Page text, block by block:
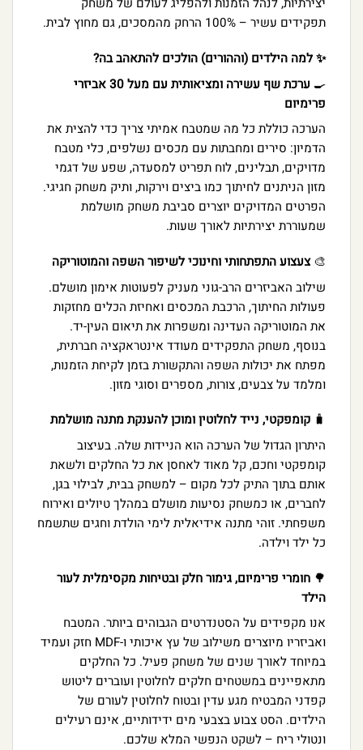
תפקידים עשיר – 100% הרחק מהמסכים, גם מחוץ לבית.
✨ למה הילדים (וההורים) הולכים להתאהב בה?
🍳
ערכת שף עשירה ומציאותית עם מעל 30 אביזרי
פרימיום
הערכה כוללת כל מה שמטבח אמיתי צריך כדי להצית את
הדמיון: סירים ומחבתות עם מכסים נשלפים, כלי מטבח
מדויקים, תבלינים, לוח תפריט למסעדה, שפע של דגמי
מזון הניתנים לחיתוך כמו ביצים וירקות, ותיק משחק חגיגי.
הפרטים המדויקים יוצרים סביבת משחק מושלמת
שמעוררת יצירתיות לאורך שעות.
🎨צעצוע התפתחותי וחינוכי לשיפור השפה והמוטוריקה
שילוב האביזרים הרב-גוני מעניק לפעוטות אימון מושלם.
פעולות החיתוך, הרכבת המכסים ואחיזת הכלים מחזקות
את המוטוריקה העדינה ומשפרות את תיאום העין-יד.
בנוסף, משחק התפקידים מעודד אינטראקציה חברתית,
מפתח את יכולות השפה והתקשורת בזמן לקיחת הזמנות,
ומלמד על צבעים, צורות, מספרים וסוגי מזון.
🧳 קומפקטי, נייד לחלוטין ומוכן להענקת מתנה מושלמת
היתרון הגדול של הערכה הוא הניידות שלה. בעיצוב
קומפקטי וחכם, קל מאוד לאחסן את כל החלקים ולשאת
אותם בתוך התיק לכל מקום – למשחק בבית, לבילוי בגן,
לחברים, או כמשחק נסיעות מושלם במהלך טיולים ואירוח
משפחתי. זוהי מתנה אידיאלית לימי הולדת וחגים שתשמח
כל ילד וילדה.
🌳 חומרי פרימיום, גימור חלק ובטיחות מקסימלית לעור
הילד
אנו מקפידים על הסטנדרטים הגבוהים ביותר. המטבח
ואביזריו מיוצרים משילוב של עץ איכותי ו-MDF חזק ועמיד
במיוחד לאורך שנים של משחק פעיל. כל החלקים
מתאפיינים במשטחים חלקים לחלוטין ועוברים ליטוש
קפדני המבטיח מגע עדין ובטוח לחלוטין לעורם של
הילדים. הסט צבוע בצבעי מים ידידותיים, אינם רעילים
ונטולי ריח – לשקט הנפשי המלא שלכם.